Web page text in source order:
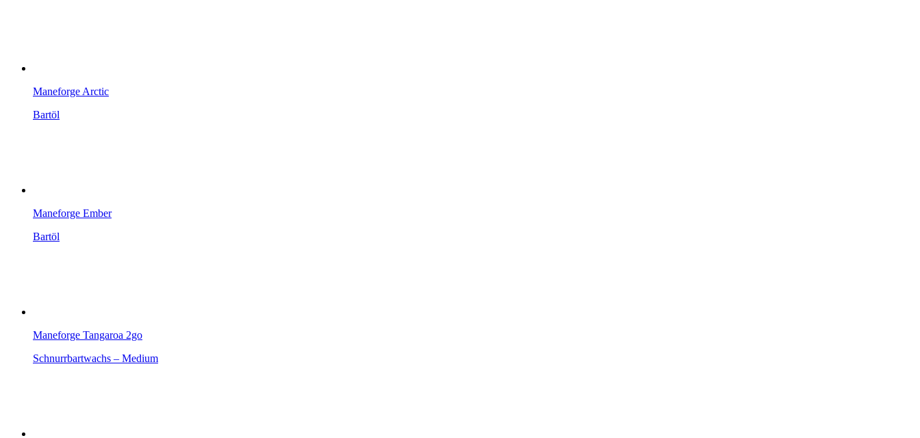
Maneforge Arctic
Bartöl
Maneforge Ember
Bartöl
Maneforge Tangaroa 2go
Schnurrbartwachs – Medium